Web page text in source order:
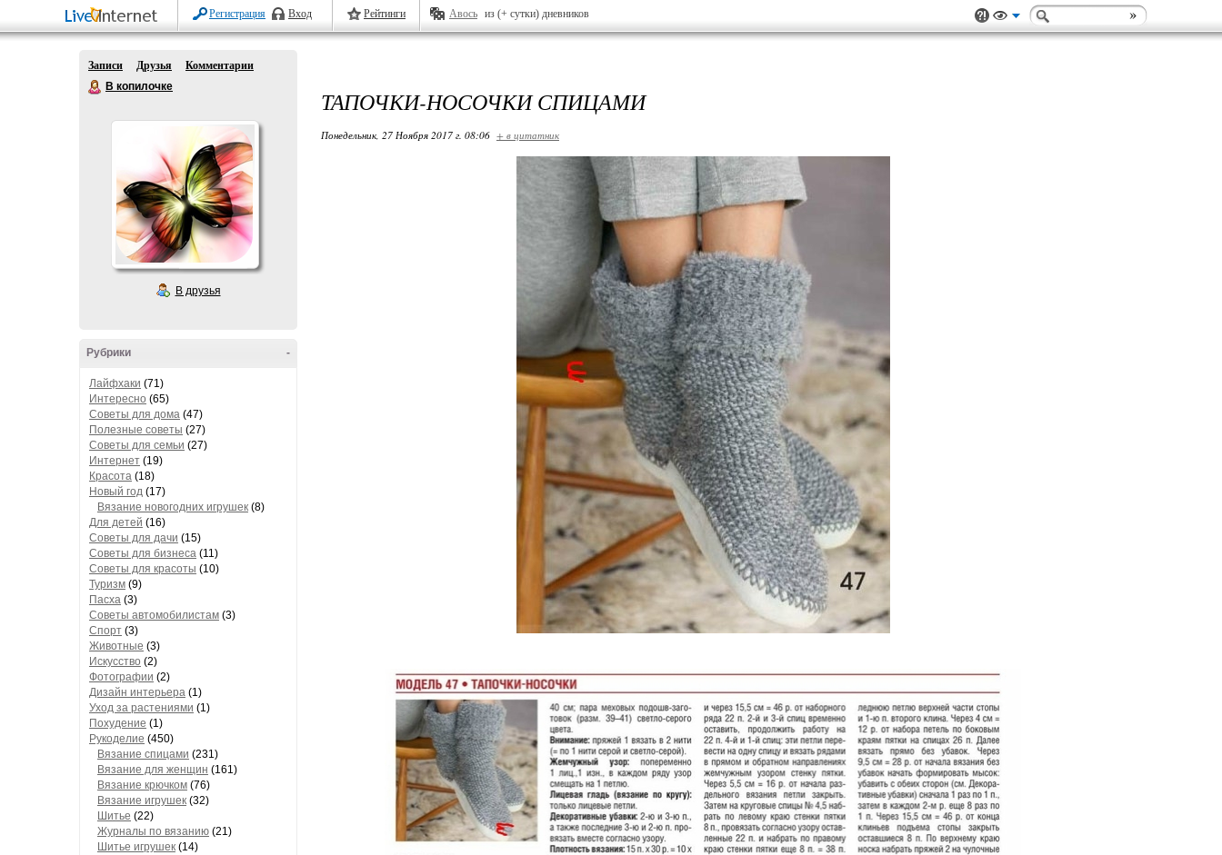
Регистрация Вход Рейтинги Авось из (+ сутки) дневников
Записи Друзья
Комментарии
В копилочке
В друзья
-
Рубрики
Лайфхаки (71)
Интересно (65)
Советы для дома (47)
Полезные советы (27)
Советы для семьи (27)
Интернет (19)
Красота (18)
Новый год (17)
Вязание новогодних игрушек (8)
Для детей (16)
Советы для дачи (15)
Советы для бизнеса (11)
Советы для красоты (10)
Туризм (9)
Пасха (3)
Советы автомобилистам (3)
Спорт (3)
Животные (3)
Искусство (2)
Фотографии (2)
Дизайн интерьера (1)
Уход за растениями (1)
Похудение (1)
Рукоделие (450)
Вязание спицами (231)
Вязание для женщин (161)
Вязание крючком (76)
Вязание игрушек (32)
Шитье (22)
Журналы по вязанию (21)
Шитье игрушек (14)
ТАПОЧКИ-НОСОЧКИ СПИЦАМИ
Понедельник, 27 Ноября 2017 г. 08:06 + в цитатник